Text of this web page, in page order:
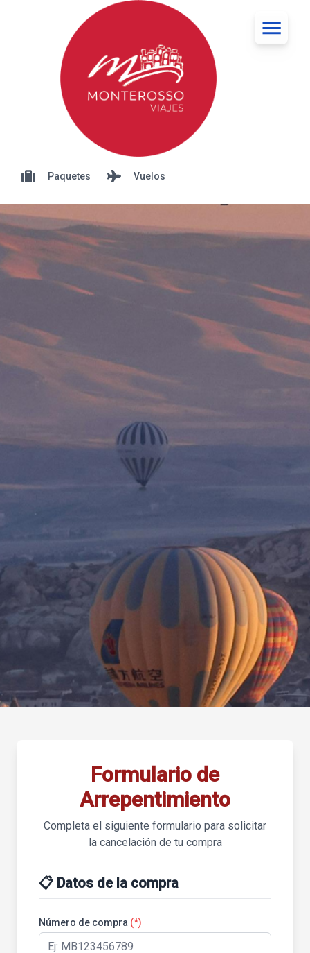
Paquetes Vuelos
Formulario de
Arrepentimiento
Completa el siguiente formulario para solicitar
la cancelación de tu compra
📋 Datos de la compra
Número de compra (*)